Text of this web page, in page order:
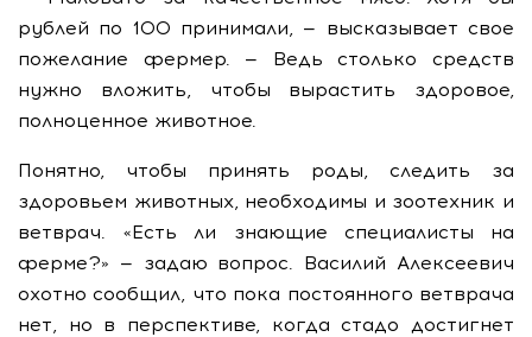
рублей по 100 принимали, — высказывает свое
пожелание фермер. — Ведь столько средств
нужно вложить, чтобы вырастить здоровое,
полноценное животное.
Понятно, чтобы принять роды, следить за
здоровьем животных, необходимы и зоотехник и
ветврач. «Есть ли знающие специалисты на
ферме?» — задаю вопрос. Василий Алексеевич
охотно сообщил, что пока постоянного ветврача
нет, но в перспективе, когда стадо достигнет